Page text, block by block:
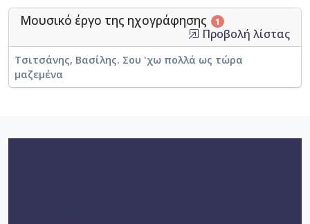
Μουσικό έργο της ηχογράφησης 1
Προβολή λίστας
Τσιτσάνης, Βασίλης. Σου 'χω πολλά ως τώρα
μαζεμένα